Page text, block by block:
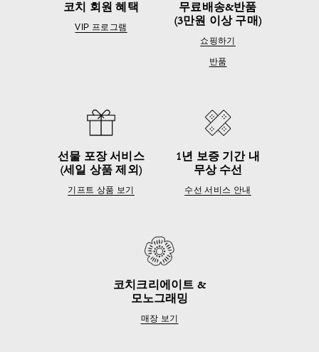
코치 회원 혜택
VIP 프로그램
무료배송&반품
(3만원 이상 구매)
쇼핑하기
반품
선물 포장 서비스
(세일 상품 제외)
기프트 상품 보기
1년 보증 기간 내
무상 수선
수선 서비스 안내
코치크리에이트 &
모노그래밍
매장 보기